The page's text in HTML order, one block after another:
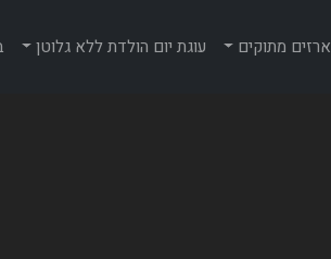
מתוקים עוגת יום הולדת ללא גלוטן